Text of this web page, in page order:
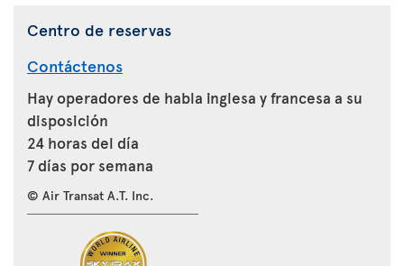
Centro de reservas
Contáctenos
Hay operadores de habla inglesa y francesa a su
disposición
24 horas del día
7 días por semana
© Air Transat A.T. Inc.